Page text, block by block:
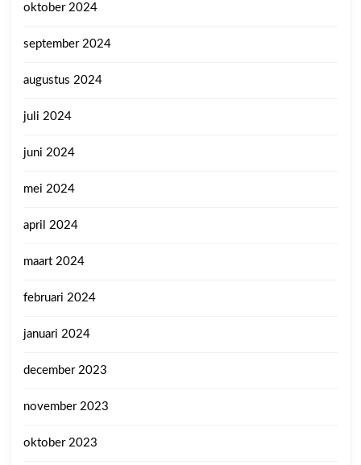
oktober 2024
september 2024
augustus 2024
juli 2024
juni 2024
mei 2024
april 2024
maart 2024
februari 2024
januari 2024
december 2023
november 2023
oktober 2023